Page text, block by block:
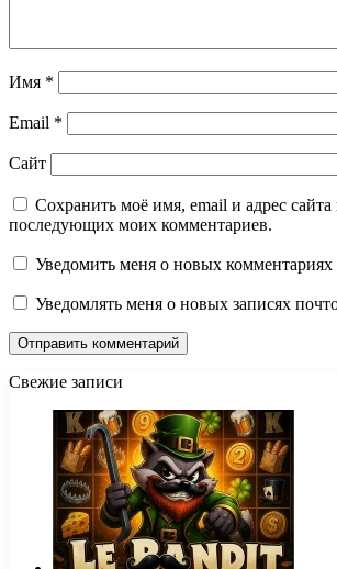
Имя *
Email *
Сайт
Сохранить моё имя, email и адрес сайта
последующих моих комментариев.
Уведомить меня о новых комментариях
Уведомлять меня о новых записях
Свежие записи